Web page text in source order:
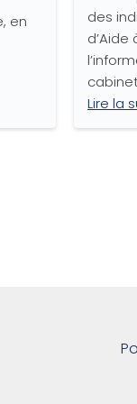
en
des
Lire la